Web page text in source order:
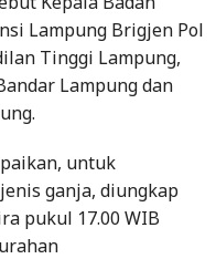
Lampung Brigjen Pol
Tinggi Lampung,
Lampung dan
untuk
ganja, diungkap
pukul 17.00 WIB